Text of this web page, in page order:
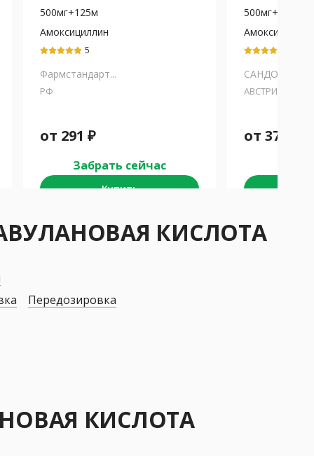
500мг+125м
Амоксициллин
5
Фармстандарт...
РФ
от 291 ₽
Забрать сейчас
Купить
500мг+125м
Амоксициллин
САНДОЗ
АВСТРИЯ/
от 372
КИСЛОТА
Передозировка
КИСЛОТА